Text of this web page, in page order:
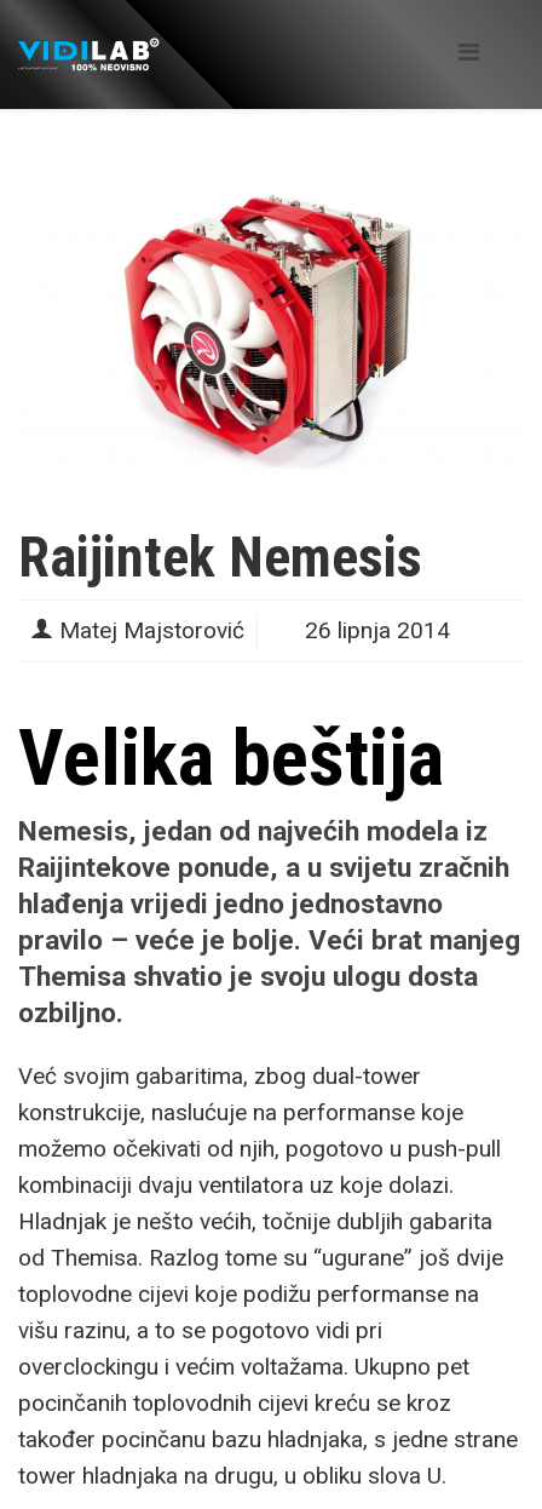
Raijintek Nemesis
Matej Majstorović 26 lipnja 2014
Velika beštija
Nemesis, jedan od najvećih modela iz
Raijintekove ponude, a u svijetu zračnih
hlađenja vrijedi jedno jednostavno
pravilo – veće je bolje. Veći brat manjeg
Themisa shvatio je svoju ulogu dosta
ozbiljno.
Već svojim gabaritima, zbog dual-tower
konstrukcije, naslućuje na performanse koje
možemo očekivati od njih, pogotovo u push-pull
kombinaciji dvaju ventilatora uz koje dolazi.
Hladnjak je nešto većih, točnije dubljih gabarita
od Themisa. Razlog tome su “ugurane” još dvije
toplovodne cijevi koje podižu performanse na
višu razinu, a to se pogotovo vidi pri
overclockingu i većim voltažama. Ukupno pet
pocinčanih toplovodnih cijevi kreću se kroz
također pocinčanu bazu hladnjaka, s jedne strane
tower hladnjaka na drugu, u obliku slova U.